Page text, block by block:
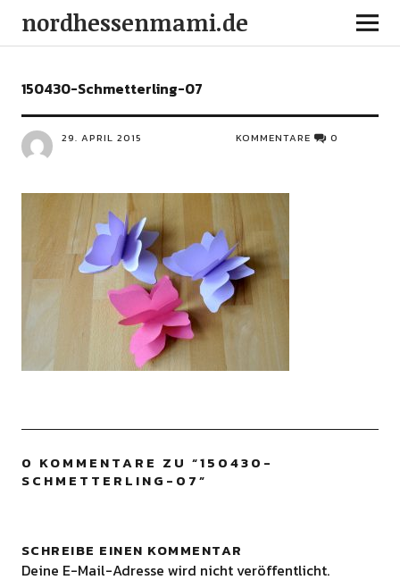
nordhessenmami.de
150430-Schmetterling-07
29. APRIL 2015 KOMMENTARE 0
0 KOMMENTARE ZU “150430-
SCHMETTERLING-07”
SCHREIBE EINEN KOMMENTAR
Deine E-Mail-Adresse wird nicht veröffentlicht.